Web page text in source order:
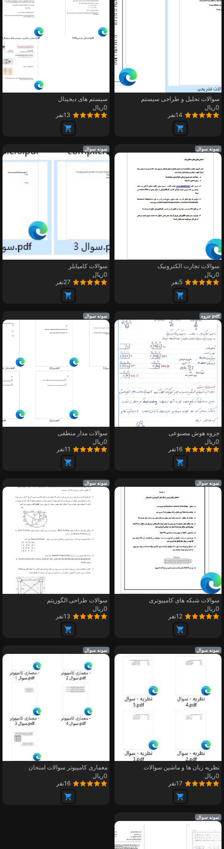
سوالات تحلیل و طراحی سیستم
0ریال
14نفر
سیستم های دیجیتال
0ریال
13نفر
نمونه سوال
سوالات تجارت الکترونیک
0ریال
5نفر
نمونه سوال
سوالات کامپایلر
0ریال
27نفر
pdf جزوه
جزوه هوش مصنوعی
0ریال
16نفر
نمونه سوال
سوالات مدار منطقی
0ریال
11نفر
نمونه سوال
سوالات شبکه های کامپیوتری
0ریال
12نفر
نمونه سوال
سوالات طراحی الگوریتم
0ریال
13نفر
نمونه سوال
نظریه زبان ها و ماشین سوالات
0ریال
17نفر
نمونه سوال
معماری کامپیوتر سوالات امتحان
0ریال
16نفر
نمونه سوال